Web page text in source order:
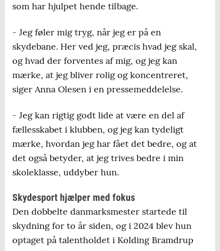
som har hjulpet hende tilbage.
- Jeg føler mig tryg, når jeg er på en
skydebane. Her ved jeg, præcis hvad jeg skal,
og hvad der forventes af mig, og jeg kan
mærke, at jeg bliver rolig og koncentreret,
siger Anna Olesen i en pressemeddelelse.
- Jeg kan rigtig godt lide at være en del af
fællesskabet i klubben, og jeg kan tydeligt
mærke, hvordan jeg har fået det bedre, og at
det også betyder, at jeg trives bedre i min
skoleklasse, uddyber hun.
Skydesport hjælper med fokus
Den dobbelte danmarksmester startede til
skydning for to år siden, og i 2024 blev hun
optaget på talentholdet i Kolding Bramdrup